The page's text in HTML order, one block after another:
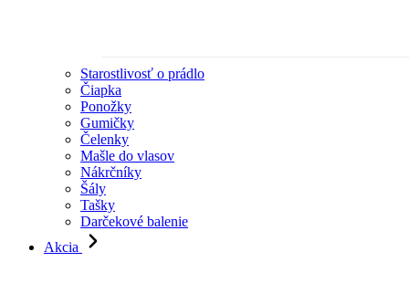
Starostlivosť o prádlo
Čiapka
Ponožky
Gumičky
Čelenky
Mašle do vlasov
Nákrčníky
Šály
Tašky
Darčekové balenie
Akcia